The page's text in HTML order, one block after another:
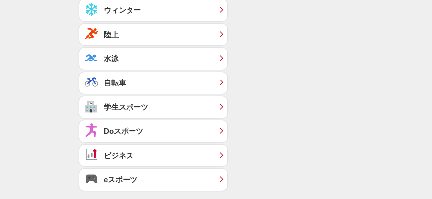
ウィンター
陸上
水泳
自転車
学生スポーツ
Doスポーツ
ビジネス
eスポーツ